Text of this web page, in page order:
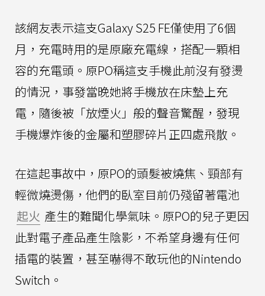
該網友表示這支Galaxy S25 FE僅使用了6個
月，充電時用的是原廠充電線，搭配一顆相
容的充電頭。原PO稱這支手機此前沒有發燙
的情況，事發當晚她將手機放在床墊上充
電，隨後被「放煙火」般的聲音驚醒，發現
手機爆炸後的金屬和塑膠碎片正四處飛散。
在這起事故中，原PO的頭髮被燒焦、頸部有
輕微燒燙傷，他們的臥室目前仍殘留著電池
起火 產生的難聞化學氣味。原PO的兒子更因
此對電子產品產生陰影，不希望身邊有任何
插電的裝置，甚至嚇得不敢玩他的Nintendo
Switch。